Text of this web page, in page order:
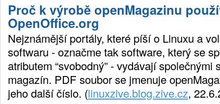
Proč k výrobě openMagazinu
OpenOffice.org
Nejznámější portály, které píší o Linuxu a
softwaru - označme tak software, který se
atributem “svobodný” - vydávají společnými
magazín. PDF soubor se jmenuje
jeho další číslo. (linuxzive.blog.zive.cz,